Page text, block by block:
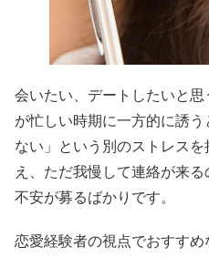
会いたい、デートしたいと
が忙しい時期に一方的に誘
ない」という別のストレス
え、ただ我慢して連絡が来
不安が募るばかりです。
恋愛経験者の視点でおすす